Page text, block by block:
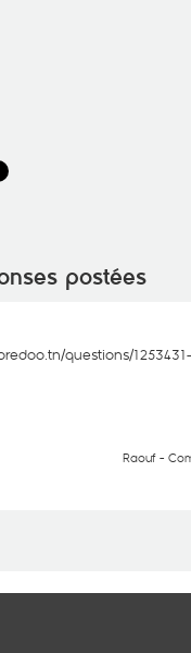
postées
questions/
Raouf -